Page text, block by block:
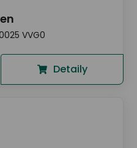
VVG0
Detaily